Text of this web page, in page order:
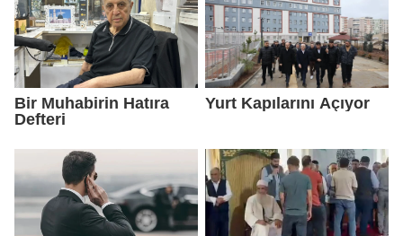
Bir Muhabirin Hatıra
Defteri
Yurt Kapılarını Açıyor